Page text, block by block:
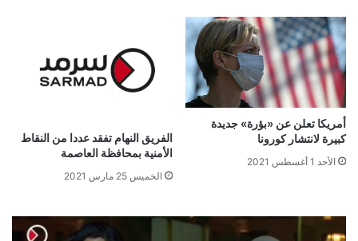
أمريكا تعلن عن «بؤرة» جديدة
كبيرة لانتشار كورونا
الأحد 1 أغسطس 2021
الفريق النهام تفقد عددا من النقاط
الأمنية بمحافظة العاصمة
الخميس 25 مارس 2021